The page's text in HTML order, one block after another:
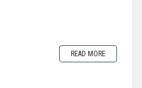
READ MORE